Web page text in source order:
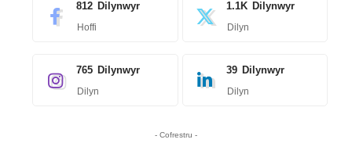
812 Dilynwyr
Hoffi
1.1K Dilynwyr
Dilyn
765 Dilynwyr
Dilyn
39 Dilynwyr
Dilyn
- Cofrestru -